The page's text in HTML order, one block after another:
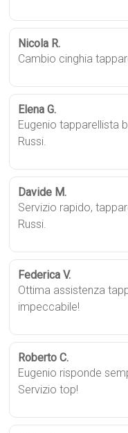
Nicola R.
Cambio cinghia
Elena G.
Eugenio tapparellista
Russi.
Davide M.
Servizio rapido,
Russi.
Federica V.
Ottima assistenza
impeccabile!
Roberto C.
Eugenio risponde
Servizio top!